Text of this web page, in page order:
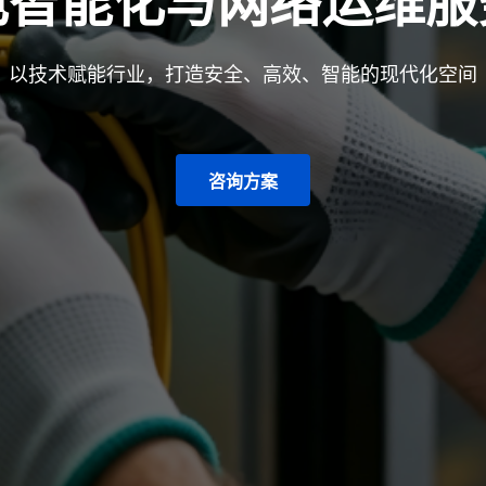
以技术赋能行业，打造安全、高效、智能的现代化空间
咨询方案